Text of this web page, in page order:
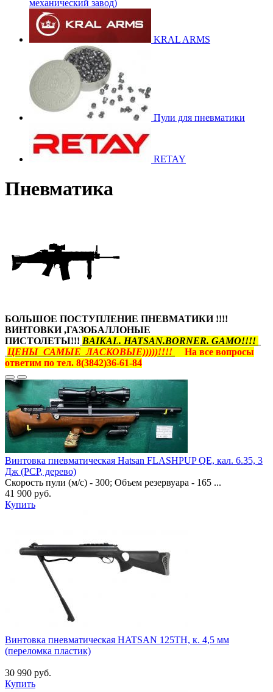
механический завод)
KRAL ARMS
Пули для пневматики
RETAY
Пневматика
БОЛЬШОЕ ПОСТУПЛЕНИЕ ПНЕВМАТИКИ !!!!
ВИНТОВКИ ,ГАЗОБАЛЛОНЫЕ
ПИСТОЛЕТЫ!!! BAIKAL. HATSAN.BORNER. GAMO!!!!
ЦЕНЫ САМЫЕ ЛАСКОВЫЕ)))))!!!!
На все вопросы
ответим по тел. 8(3842)36-61-84
Винтовка пневматическая Hatsan FLASHPUP QE, кал. 6.35, 3
Дж (РСР, дерево)
Скорость пули (м/с) - 300; Объем резервуара - 165 ...
41 900 руб.
Купить
Винтовка пневматическая HATSAN 125ТН, к. 4,5 мм
(переломка пластик)
30 990 руб.
Купить